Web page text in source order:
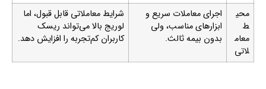
محی
ط
معام
لاتی
اجرای معاملات سریع و
ابزارهای مناسب، ولی
بدون بیمه ثالث.
شرایط معاملاتی قابل قبول، اما
لوریج بالا می‌تواند ریسک
کاربران کم‌تجربه را افزایش دهد.